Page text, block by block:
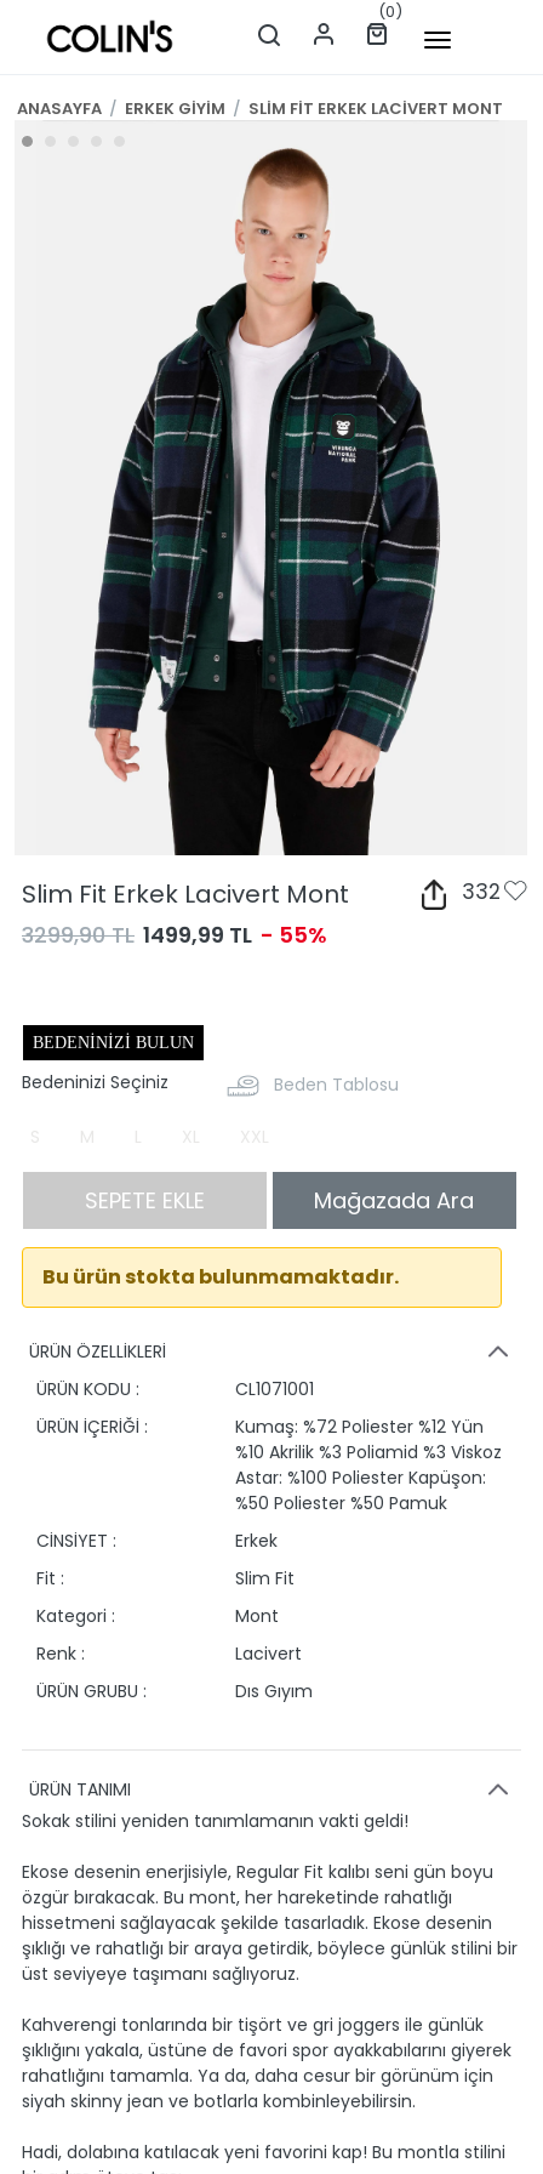
(0)
ANASAYFA / ERKEK GİYİM / SLİM FİT ERKEK LACİVERT MONT
Slim Fit Erkek Lacivert Mont 332
3299,90 TL 1499,99 TL - 55%
BEDENINIZI BULUN
Bedeninizi Seçiniz Beden Tablosu
S M L XL XXL
SEPETE EKLE Mağazada Ara
Bu ürün stokta bulunmamaktadır.
ÜRÜN ÖZELLİKLERİ
ÜRÜN KODU :
CL1071001
ÜRÜN İÇERİĞİ :
Kumaş: %72 Poliester %12 Yün
%10 Akrilik %3 Poliamid %3 Viskoz
Astar: %100 Poliester Kapüşon:
%50 Poliester %50 Pamuk
CİNSİYET :
Erkek
Fit :
Slim Fit
Kategori :
Mont
Renk :
Lacivert
ÜRÜN GRUBU :
Dıs Gıyım
ÜRÜN TANIMI
Sokak stilini yeniden tanımlamanın vakti geldi!
Ekose desenin enerjisiyle, Regular Fit kalıbı seni gün boyu
özgür bırakacak. Bu mont, her hareketinde rahatlığı
hissetmeni sağlayacak şekilde tasarladık. Ekose desenin
şıklığı ve rahatlığı bir araya getirdik, böylece günlük stilini bir
üst seviyeye taşımanı sağlıyoruz.
Kahverengi tonlarında bir tişört ve gri joggers ile günlük
şıklığını yakala, üstüne de favori spor ayakkabılarını giyerek
rahatlığını tamamla. Ya da, daha cesur bir görünüm için
siyah skinny jean ve botlarla kombinleyebilirsin.
Hadi, dolabına katılacak yeni favorini kap! Bu montla stilini